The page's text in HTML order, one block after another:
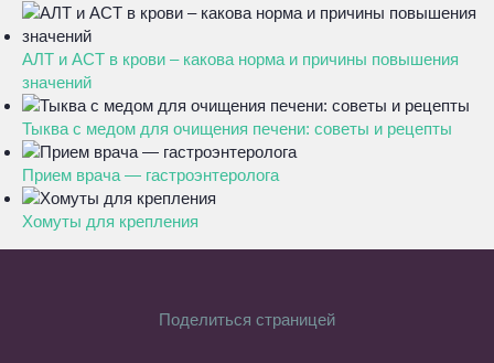
АЛТ и АСТ в крови – какова норма и причины повышения
значений
Тыква с медом для очищения печени: советы и рецепты
Прием врача — гастроэнтеролога
Хомуты для крепления
Поделиться страницей